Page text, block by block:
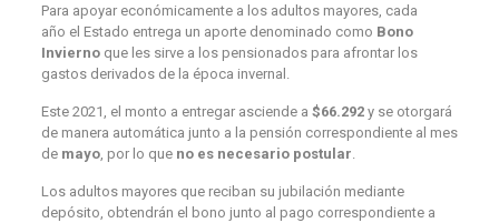
Para apoyar económicamente a los adultos mayores, cada
año el Estado entrega un aporte denominado como Bono
Invierno que les sirve a los pensionados para afrontar los
gastos derivados de la época invernal.
Este 2021, el monto a entregar asciende a $66.292 y se otorgará
de manera automática junto a la pensión correspondiente al mes
de mayo, por lo que no es necesario postular
Los adultos mayores que reciban su jubilación mediante
depósito, obtendrán el bono junto al pago correspondiente a